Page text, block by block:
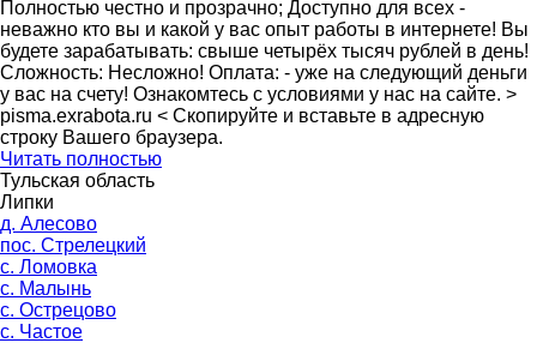
Полностью честно и прозрачно; Доступно для всех -
неважно кто вы и какой у вас опыт работы в интернете! Вы
будете зарабатывать: свыше четырёх тысяч рублей в день!
Сложность: Несложно! Оплата: - уже на следующий деньги
у вас на счету! Ознакомтесь с условиями у нас на сайте. >
pisma.exrabota.ru < Скопируйте и вставьте в адресную
строку Вашего браузера.
Читать полностью
Тульская область
Липки
д. Алесово
пос. Стрелецкий
с. Ломовка
с. Малынь
с. Острецово
с. Частое